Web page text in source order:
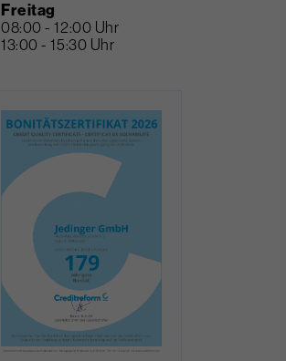
Freitag
08:00 - 12:00 Uhr
13:00 - 15:30 Uhr